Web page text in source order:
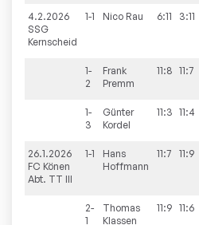
4.2.2026
SSG
Kernscheid
1-1 Nico Rau 6:11 3:11
1-
2
Frank
Premm
11:8 11:7
1-
3
Günter
Kordel
11:3 11:4
26.1.2026
FC Könen
Abt. TT III
1-1
Hans
Hoffmann
11:7 11:9
2-
1
Thomas
Klassen
11:9 11:6